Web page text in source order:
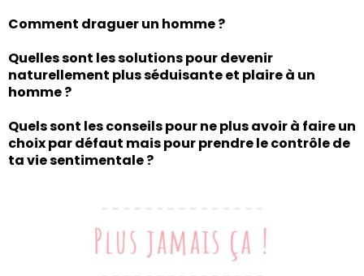
Comment draguer un homme ?
Quelles sont les solutions pour devenir
naturellement plus séduisante et plaire à un
homme ?
Quels sont les conseils pour ne plus avoir à faire un
choix par défaut mais pour prendre le contrôle de
ta vie sentimentale ?